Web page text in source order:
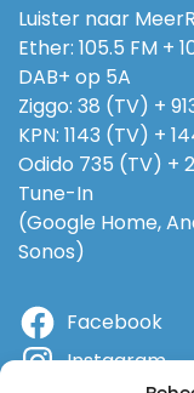
Luister naar
Ether: 105.5 FM +
DAB+ op 5A
Ziggo: 38 (TV) +
KPN: 1143 (TV) +
Odido 735 (TV) +
Tune-In
(Google Home,
Sonos)
Facebook
Instagram